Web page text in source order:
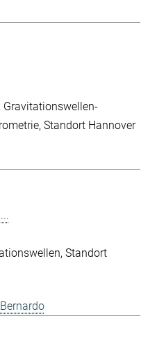
Gravitationswellen-
Standort Hannover
Standort